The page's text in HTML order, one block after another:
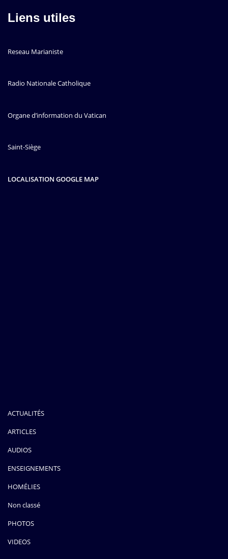
Liens utiles
Reseau Marianiste
Radio Nationale Catholique
Organe d’information du Vatican
Saint-Siège
LOCALISATION GOOGLE MAP
ACTUALITÉS
ARTICLES
AUDIOS
ENSEIGNEMENTS
HOMÉLIES
Non classé
PHOTOS
VIDEOS